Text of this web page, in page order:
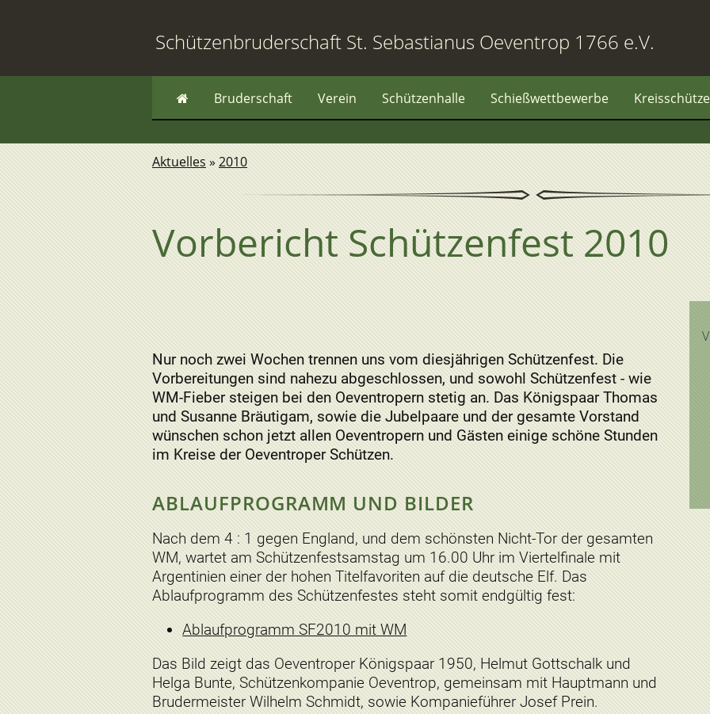
Schützenbruderschaft St. Sebastianus Oeventrop 1766 e.V.
Bruderschaft Verein Schützenhalle Schießwettbewerbe
Aktuelles »2010
Vorbericht Schützenfest 2010
Nur noch zwei Wochen trennen uns vom diesjährigen Schützenfest. Die
Vorbereitungen sind nahezu abgeschlossen, und sowohl Schützenfest - wie
WM-Fieber steigen bei den Oeventropern stetig an. Das Königspaar Thomas
und Susanne Bräutigam, sowie die Jubelpaare und der gesamte Vorstand
wünschen schon jetzt allen Oeventropern und Gästen einige schöne Stunden
im Kreise der Oeventroper Schützen.
ABLAUFPROGRAMM UND BILDER
Nach dem 4 : 1 gegen England, und dem schönsten Nicht-Tor der gesamten
WM, wartet am Schützenfestsamstag um 16.00 Uhr im Viertelfinale mit
Argentinien einer der hohen Titelfavoriten auf die deutsche Elf. Das
Ablaufprogramm des Schützenfestes steht somit endgültig fest:
Ablaufprogramm SF2010 mit WM
Das Bild zeigt das Oeventroper Königspaar 1950, Helmut Gottschalk und
Helga Bunte, Schützenkompanie Oeventrop, gemeinsam mit Hauptmann und
Brudermeister Wilhelm Schmidt, sowie Kompanieführer Josef Prein.